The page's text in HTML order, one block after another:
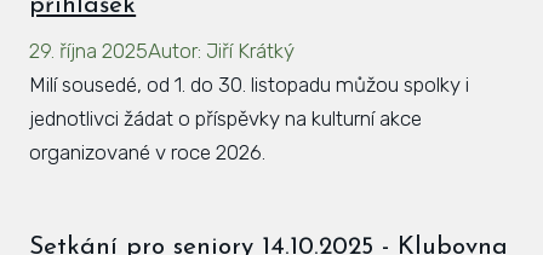
přihlášek
29. října 2025Autor: Jiří Krátký
Milí sousedé, od 1. do 30. listopadu můžou spolky i
jednotlivci žádat o příspěvky na kulturní akce
organizované v roce 2026.
Setkání pro seniory 14.10.2025 - Klubovna